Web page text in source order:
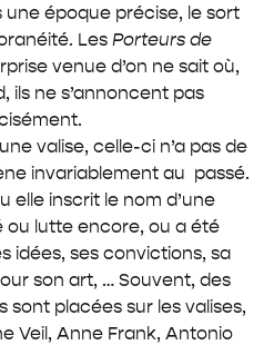
une époque précise, le sort
Les Porteurs de
venue d’on ne sait où,
ils ne s’annoncent pas
valise, celle-ci n’a pas de
invariablement au passé.
elle inscrit le nom d’une
ou lutte encore, ou a été
idées, ses convictions, sa
son art, … Souvent, des
placées sur les valises,
Veil, Anne Frank, Antonio